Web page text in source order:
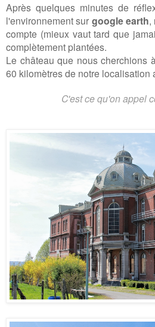
Après quelques minutes de
l'environnement sur google earth,
compte (mieux vaut tard que
complètement plantées.
Le château que nous cherchions
60 kilomètres de notre localisation
C'est ce qu'on appel